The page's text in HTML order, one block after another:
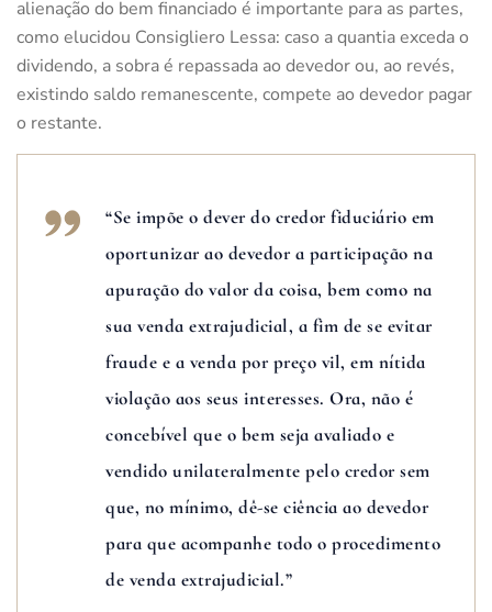
alienação do bem financiado é importante para as partes,
como elucidou Consigliero Lessa: caso a quantia exceda o
dividendo, a sobra é repassada ao devedor ou, ao revés,
existindo saldo remanescente, compete ao devedor pagar
o restante.
“Se impõe o dever do credor fiduciário em
oportunizar ao devedor a participação na
apuração do valor da coisa, bem como na
sua venda extrajudicial, a fim de se evitar
fraude e a venda por preço vil, em nítida
violação aos seus interesses. Ora, não é
concebível que o bem seja avaliado e
vendido unilateralmente pelo credor sem
que, no mínimo, dê-se ciência ao devedor
para que acompanhe todo o procedimento
de venda extrajudicial.”